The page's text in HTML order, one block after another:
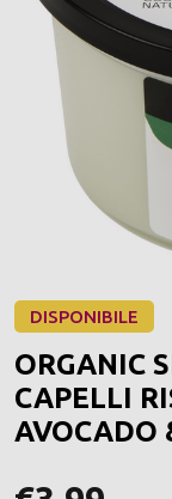
DISPONIBILE
ORGANIC
CAPELLI
AVOCADO